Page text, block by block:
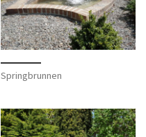
Springbrunnen